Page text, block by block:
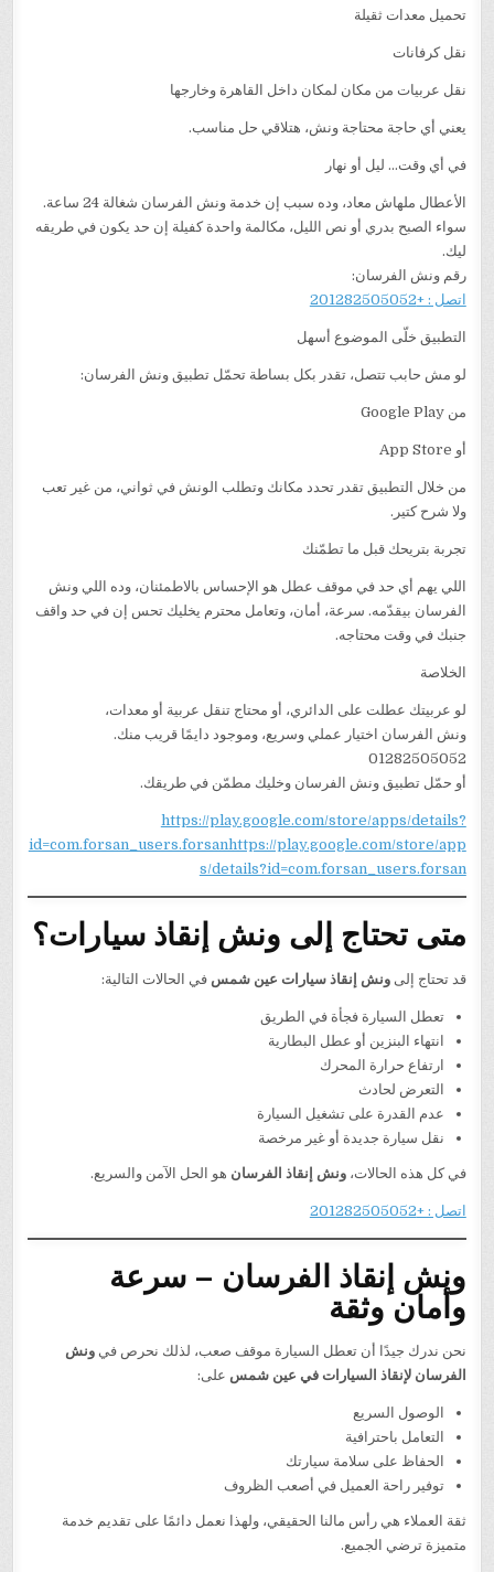
تحميل معدات ثقيلة
نقل كرفانات
نقل عربيات من مكان لمكان داخل القاهرة وخارجها
يعني أي حاجة محتاجة ونش، هتلاقي حل مناسب.
في أي وقت… ليل أو نهار
الأعطال ملهاش معاد، وده سبب إن خدمة ونش الفرسان شغالة 24 ساعة.
سواء الصبح بدري أو نص الليل، مكالمة واحدة كفيلة إن حد يكون في طريقه
ليك.
رقم ونش الفرسان:
اتصل : +201282505052
التطبيق خلّى الموضوع أسهل
لو مش حابب تتصل، تقدر بكل بساطة تحمّل تطبيق ونش الفرسان:
من Google Play
أو App Store
من خلال التطبيق تقدر تحدد مكانك وتطلب الونش في ثواني، من غير تعب
ولا شرح كتير.
تجربة بتريحك قبل ما تطمّنك
اللي يهم أي حد في موقف عطل هو الإحساس بالاطمئنان، وده اللي ونش
الفرسان بيقدّمه. سرعة، أمان، وتعامل محترم يخليك تحس إن في حد واقف
جنبك في وقت محتاجه.
الخلاصة
لو عربيتك عطلت على الدائري، أو محتاج تنقل عربية أو معدات،
ونش الفرسان اختيار عملي وسريع، وموجود دايمًا قريب منك.
01282505052
أو حمّل تطبيق ونش الفرسان وخليك مطمّن في طريقك.
https://play.google.com/store/apps/details?
id=com.forsan_users.forsanhttps://play.google.com/store/app
s/details?id=com.forsan_users.forsan
متى تحتاج إلى ونش إنقاذ سيارات؟
قد تحتاج إلىونش إنقاذ سيارات عين شمس في الحالات التالية:
تعطل السيارة فجأة في الطريق
انتهاء البنزين أو عطل البطارية
ارتفاع حرارة المحرك
التعرض لحادث
عدم القدرة على تشغيل السيارة
نقل سيارة جديدة أو غير مرخصة
في كل هذه الحالات،ونش إنقاذ الفرسان هو الحل الآمن والسريع.
اتصل : +201282505052
ونش إنقاذ الفرسان – سرعة
وأمان وثقة
نحن ندرك جيدًا أن تعطل السيارة موقف صعب، لذلك نحرص فيونش
الفرسان لإنقاذ السيارات في عين شمس على:
الوصول السريع
التعامل باحترافية
الحفاظ على سلامة سيارتك
توفير راحة العميل في أصعب الظروف
ثقة العملاء هي رأس مالنا الحقيقي، ولهذا نعمل دائمًا على تقديم خدمة
متميزة ترضي الجميع.